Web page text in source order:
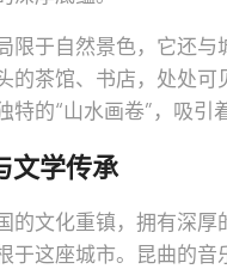
限于自然景色，它还
的茶馆、书店，处处
特的“山水画卷”，吸引
文学传承
的文化重镇，拥有深
于这座城市。昆曲的